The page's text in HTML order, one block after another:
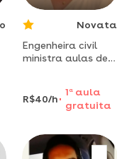
Novata
Engenheira civil
ministra aulas de
alunos ensino
R$40/h
1 aaula
gratuita